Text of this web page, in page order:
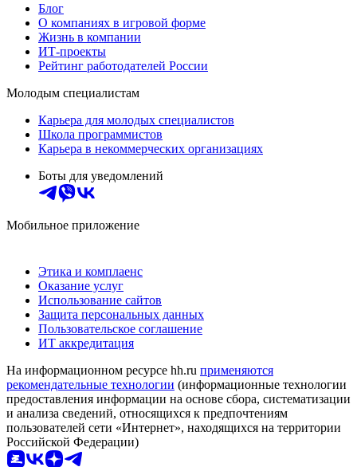
Блог
О компаниях в игровой форме
Жизнь в компании
ИТ-проекты
Рейтинг работодателей России
Молодым специалистам
Карьера для молодых специалистов
Школа программистов
Карьера в некоммерческих организациях
Боты для уведомлений
Мобильное приложение
Этика и комплаенс
Оказание услуг
Использование сайтов
Защита персональных данных
Пользовательское соглашение
ИТ аккредитация
На информационном ресурсе hh.ru применяются
рекомендательные технологии (информационные технологии
предоставления информации на основе сбора, систематизации
и анализа сведений, относящихся к предпочтениям
пользователей сети «Интернет», находящихся на территории
Российской Федерации)